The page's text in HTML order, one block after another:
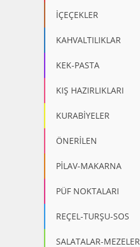
İÇEÇEKLER
KAHVALTILIKLAR
KEK-PASTA
KIŞ HAZIRLIKLARI
KURABİYELER
ÖNERİLEN
PİLAV-MAKARNA
PÜF NOKTALARI
REÇEL-TURŞU-SOS
SALATALAR-MEZELER